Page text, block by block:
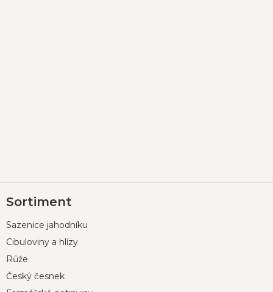
á
a
Sortiment
Sazenice jahodníku
Cibuloviny a hlízy
Růže
Český česnek